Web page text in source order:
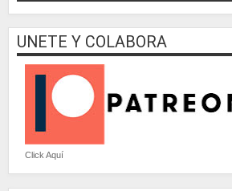
UNETE Y COLABORA
Click Aquí